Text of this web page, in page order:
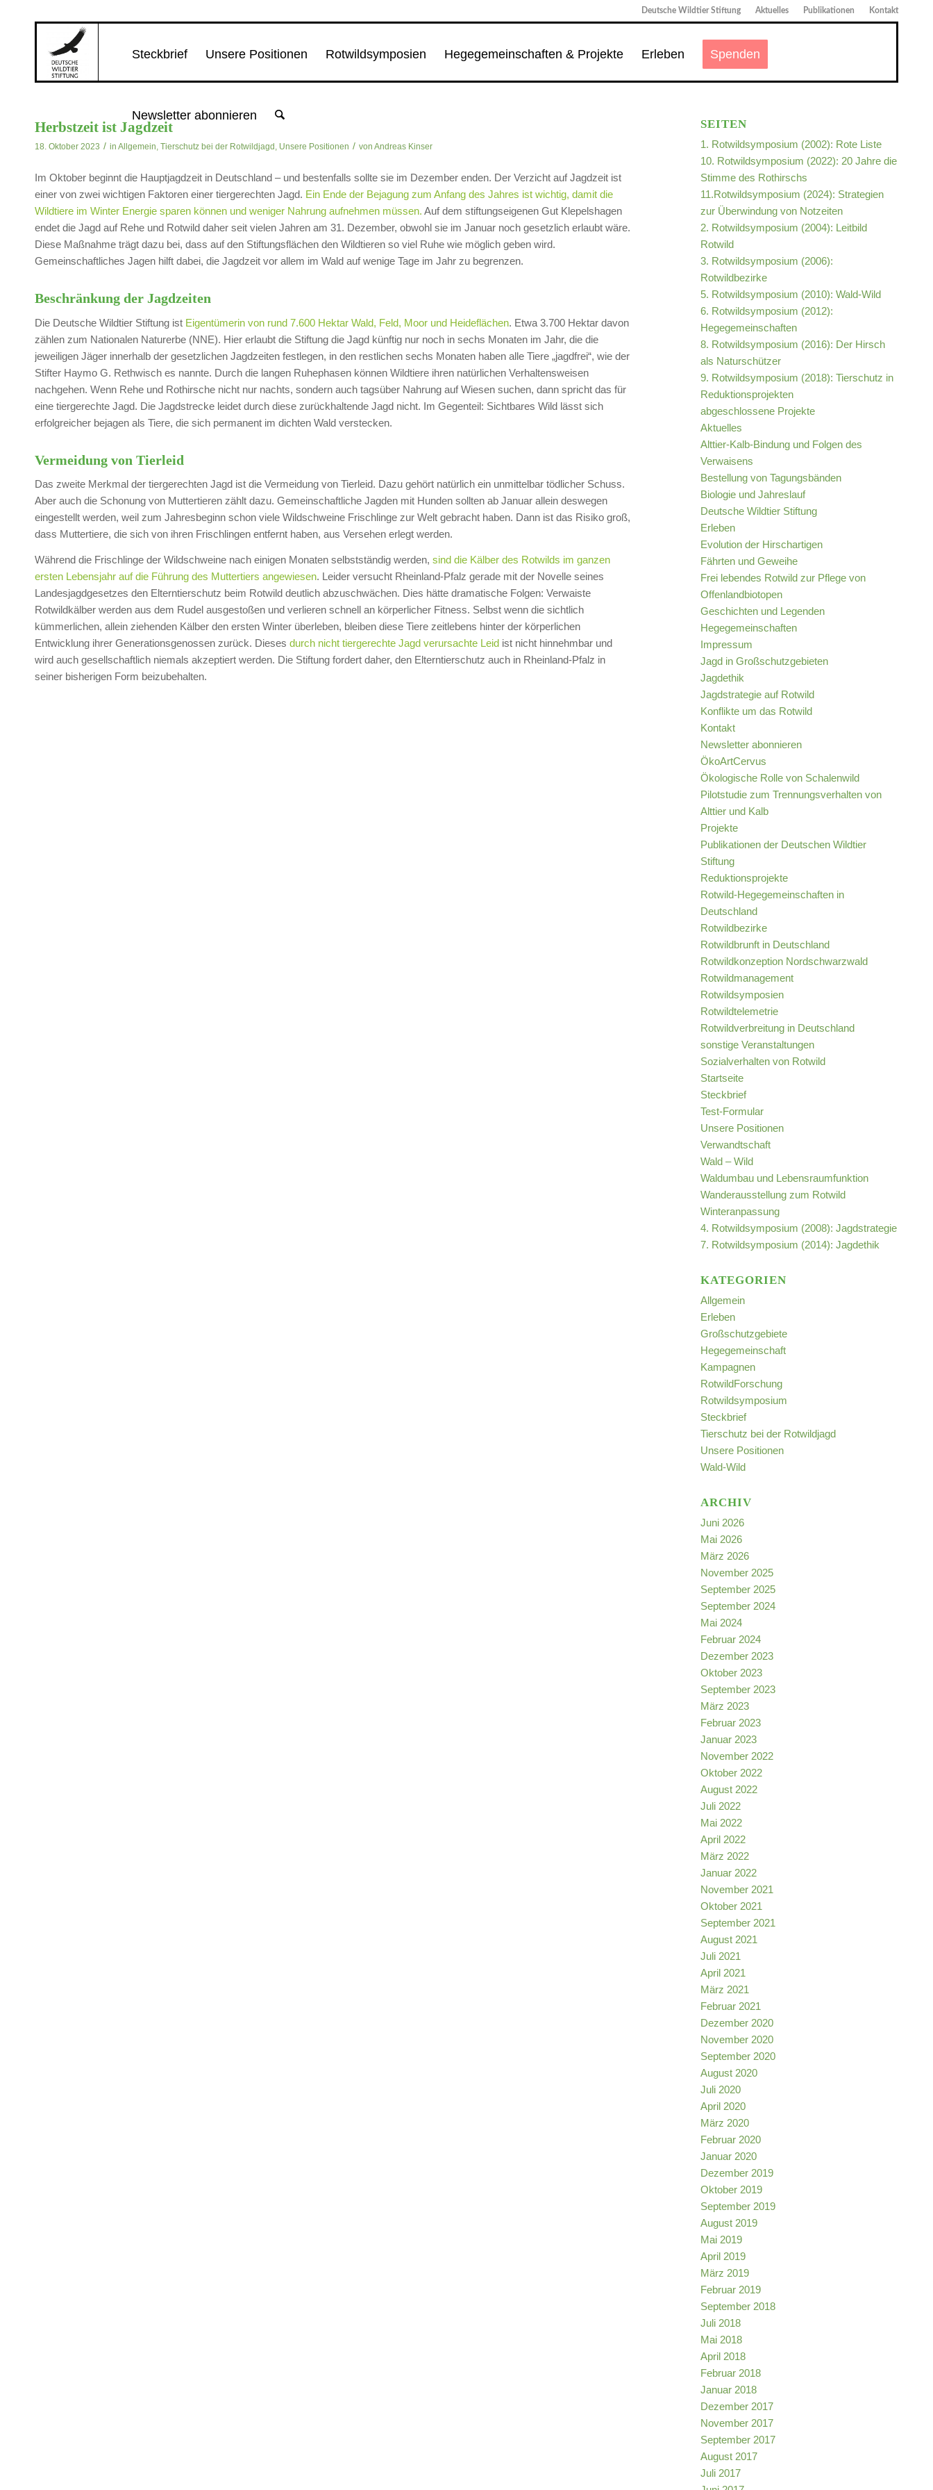
Deutsche Wildtier Stiftung Aktuelles Publikationen Kontakt
Steckbrief Unsere Positionen Rotwildsymposien Hegegemeinschaften & Projekte Erleben Spenden
Newsletter abonnieren
Herbstzeit ist Jagdzeit
18. Oktober 2023 / in Allgemein, Tierschutz bei der Rotwildjagd , Unsere Positionen / von Andreas Kinser
Im Oktober beginnt die Hauptjagdzeit in Deutschland – und bestenfalls sollte sie im Dezember enden. Der Verzicht auf Jagdzeit ist
einer von zwei wichtigen Faktoren einer tiergerechten Jagd. Ein Ende der Bejagung zum Anfang des Jahres ist wichtig, damit die
Wildtiere im Winter Energie sparen können und weniger Nahrung aufnehmen müssen. Auf dem stiftungseigenen Gut Klepelshagen
endet die Jagd auf Rehe und Rotwild daher seit vielen Jahren am 31. Dezember, obwohl sie im Januar noch gesetzlich erlaubt wäre.
Diese Maßnahme trägt dazu bei, dass auf den Stiftungsflächen den Wildtieren so viel Ruhe wie möglich geben wird.
Gemeinschaftliches Jagen hilft dabei, die Jagdzeit vor allem im Wald auf wenige Tage im Jahr zu begrenzen.
Beschränkung der Jagdzeiten
Die Deutsche Wildtier Stiftung ist Eigentümerin von rund 7.600 Hektar Wald, Feld, Moor und Heideflächen. Etwa 3.700 Hektar davon
zählen zum Nationalen Naturerbe (NNE). Hier erlaubt die Stiftung die Jagd künftig nur noch in sechs Monaten im Jahr, die die
jeweiligen Jäger innerhalb der gesetzlichen Jagdzeiten festlegen, in den restlichen sechs Monaten haben alle Tiere „jagdfrei“, wie der
Stifter Haymo G. Rethwisch es nannte. Durch die langen Ruhephasen können Wildtiere ihren natürlichen Verhaltensweisen
nachgehen. Wenn Rehe und Rothirsche nicht nur nachts, sondern auch tagsüber Nahrung auf Wiesen suchen, dann spricht das für
eine tiergerechte Jagd. Die Jagdstrecke leidet durch diese zurückhaltende Jagd nicht. Im Gegenteil: Sichtbares Wild lässt sich
erfolgreicher bejagen als Tiere, die sich permanent im dichten Wald verstecken.
Vermeidung von Tierleid
Das zweite Merkmal der tiergerechten Jagd ist die Vermeidung von Tierleid. Dazu gehört natürlich ein unmittelbar tödlicher Schuss.
Aber auch die Schonung von Muttertieren zählt dazu. Gemeinschaftliche Jagden mit Hunden sollten ab Januar allein deswegen
eingestellt werden, weil zum Jahresbeginn schon viele Wildschweine Frischlinge zur Welt gebracht haben. Dann ist das Risiko groß,
dass Muttertiere, die sich von ihren Frischlingen entfernt haben, aus Versehen erlegt werden.
Während die Frischlinge der Wildschweine nach einigen Monaten selbstständig werden, sind die Kälber des Rotwilds im ganzen
ersten Lebensjahr auf die Führung des Muttertiers angewiesen. Leider versucht Rheinland-Pfalz gerade mit der Novelle seines
Landesjagdgesetzes den Elterntierschutz beim Rotwild deutlich abzuschwächen. Dies hätte dramatische Folgen: Verwaiste
Rotwildkälber werden aus dem Rudel ausgestoßen und verlieren schnell an körperlicher Fitness. Selbst wenn die sichtlich
kümmerlichen, allein ziehenden Kälber den ersten Winter überleben, bleiben diese Tiere zeitlebens hinter der körperlichen
Entwicklung ihrer Generationsgenossen zurück. Dieses durch nicht tiergerechte Jagd verursachte Leid ist nicht hinnehmbar und
wird auch gesellschaftlich niemals akzeptiert werden. Die Stiftung fordert daher, den Elterntierschutz auch in Rheinland-Pfalz in
seiner bisherigen Form beizubehalten.
SEITEN
1. Rotwildsymposium (2002): Rote Liste
10. Rotwildsymposium (2022): 20 Jahre die
Stimme des Rothirschs
11.Rotwildsymposium (2024): Strategien
zur Überwindung von Notzeiten
2. Rotwildsymposium (2004): Leitbild
Rotwild
3. Rotwildsymposium (2006):
Rotwildbezirke
5. Rotwildsymposium (2010): Wald-Wild
6. Rotwildsymposium (2012):
Hegegemeinschaften
8. Rotwildsymposium (2016): Der Hirsch
als Naturschützer
9. Rotwildsymposium (2018): Tierschutz in
Reduktionsprojekten
abgeschlossene Projekte
Aktuelles
Alttier-Kalb-Bindung und Folgen des
Verwaisens
Bestellung von Tagungsbänden
Biologie und Jahreslauf
Deutsche Wildtier Stiftung
Erleben
Evolution der Hirschartigen
Fährten und Geweihe
Frei lebendes Rotwild zur Pflege von
Offenlandbiotopen
Geschichten und Legenden
Hegegemeinschaften
Impressum
Jagd in Großschutzgebieten
Jagdethik
Jagdstrategie auf Rotwild
Konflikte um das Rotwild
Kontakt
Newsletter abonnieren
ÖkoArtCervus
Ökologische Rolle von Schalenwild
Pilotstudie zum Trennungsverhalten von
Alttier und Kalb
Projekte
Publikationen der Deutschen Wildtier
Stiftung
Reduktionsprojekte
Rotwild-Hegegemeinschaften in
Deutschland
Rotwildbezirke
Rotwildbrunft in Deutschland
Rotwildkonzeption Nordschwarzwald
Rotwildmanagement
Rotwildsymposien
Rotwildtelemetrie
Rotwildverbreitung in Deutschland
sonstige Veranstaltungen
Sozialverhalten von Rotwild
Startseite
Steckbrief
Test-Formular
Unsere Positionen
Verwandtschaft
Wald – Wild
Waldumbau und Lebensraumfunktion
Wanderausstellung zum Rotwild
Winteranpassung
4. Rotwildsymposium (2008): Jagdstrategie
7. Rotwildsymposium (2014): Jagdethik
KATEGORIEN
Allgemein
Erleben
Großschutzgebiete
Hegegemeinschaft
Kampagnen
RotwildForschung
Rotwildsymposium
Steckbrief
Tierschutz bei der Rotwildjagd
Unsere Positionen
Wald-Wild
ARCHIV
Juni 2026
Mai 2026
März 2026
November 2025
September 2025
September 2024
Mai 2024
Februar 2024
Dezember 2023
Oktober 2023
September 2023
März 2023
Februar 2023
Januar 2023
November 2022
Oktober 2022
August 2022
Juli 2022
Mai 2022
April 2022
März 2022
Januar 2022
November 2021
Oktober 2021
September 2021
August 2021
Juli 2021
April 2021
März 2021
Februar 2021
Dezember 2020
November 2020
September 2020
August 2020
Juli 2020
April 2020
März 2020
Februar 2020
Januar 2020
Dezember 2019
Oktober 2019
September 2019
August 2019
Mai 2019
April 2019
März 2019
Februar 2019
September 2018
Juli 2018
Mai 2018
April 2018
Februar 2018
Januar 2018
Dezember 2017
November 2017
September 2017
August 2017
Juli 2017